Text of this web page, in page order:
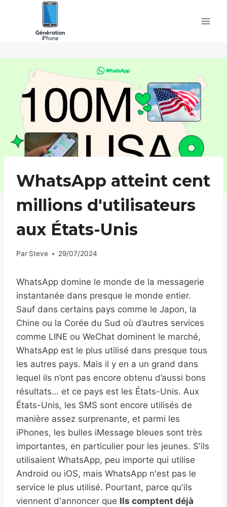
WhatsApp atteint cent
millions d'utilisateurs
aux États-Unis
Par Steve 29/07/2024
WhatsApp domine le monde de la messagerie
instantanée dans presque le monde entier.
Sauf dans certains pays comme le Japon, la
Chine ou la Corée du Sud où d’autres services
comme LINE ou WeChat dominent le marché,
WhatsApp est le plus utilisé dans presque tous
les autres pays. Mais il y en a un grand dans
lequel ils n’ont pas encore obtenu d’aussi bons
résultats… et ce pays est les États-Unis. Aux
États-Unis, les SMS sont encore utilisés de
manière assez surprenante, et parmi les
iPhones, les bulles iMessage bleues sont très
importantes, en particulier pour les jeunes. S'ils
utilisaient WhatsApp, peu importe qui utilise
Android ou iOS, mais WhatsApp n'est pas le
service le plus utilisé. Pourtant, parce qu'ils
viennent d'annoncer que Ils comptent déjà